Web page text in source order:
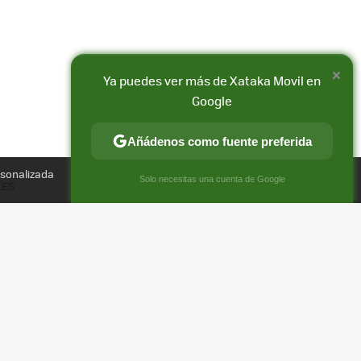
Compartir
FACEBOOK
X
E-
×
Ya puedes ver más de Xataka Movil en
Google
Añádenos como fuente preferida
Solo necesitas una cuenta de Google